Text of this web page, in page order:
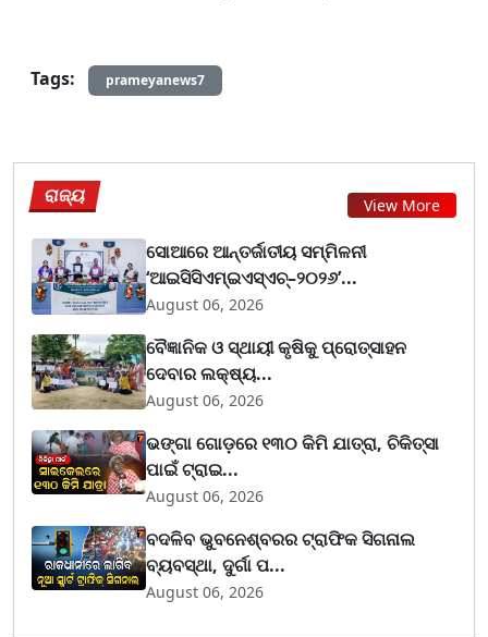
Tags: prameyanews7
ରାଜ୍ୟ View More
ସୋଆରେ ଆନ୍ତର୍ଜାତୀୟ ସମ୍ମିଳନୀ
‘ଆଇସିସିଏମ୍ଇଏସ୍ଏଚ୍–୨୦୨୬’...
August 06, 2026
ବୈଜ୍ଞାନିକ ଓ ସ୍ଥାୟୀ କୃଷିକୁ ପ୍ରୋତ୍ସାହନ
ଦେବାର ଲକ୍ଷ୍ୟ...
August 06, 2026
ଭଙ୍ଗା ଗୋଡ଼ରେ ୧୩୦ କିମି ଯାତ୍ରା, ଚିକିତ୍ସା
ପାଇଁ ଟ୍ରାଇ...
August 06, 2026
ବଦଳିବ ଭୁବନେଶ୍ବରର ଟ୍ରାଫିକ ସିଗନାଲ
ବ୍ୟବସ୍ଥା, ଦୁର୍ଗା ପ...
August 06, 2026